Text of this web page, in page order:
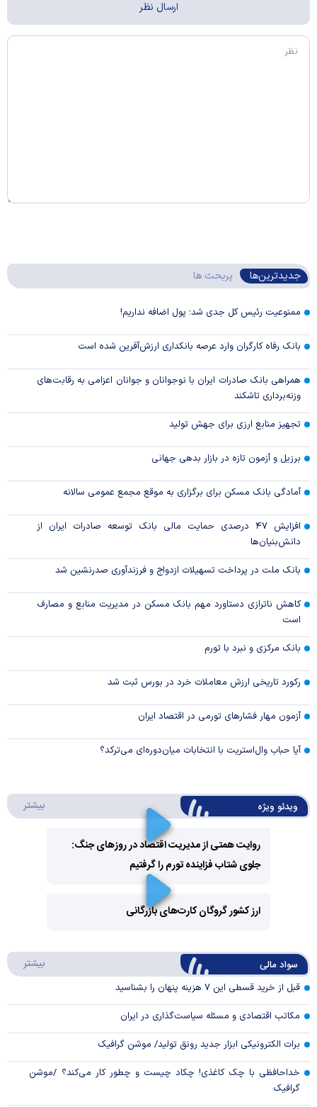
جدیدترین‌ها پربحث ها
ممنوعیت رئیس کل جدی شد؛ پول اضافه نداریم!
بانک رفاه کارگران وارد عرصه بانکداری ارزش‌آفرین شده است
همراهی بانک صادرات ایران با نوجوانان و جوانان اعزامی به رقابت‌های
وزنه‌برداری تاشکند
تجهیز منابع ارزی برای جهش تولید
برزیل و آزمون تازه در بازار بدهی جهانی
آمادگی بانک مسکن برای برگزاری به موقع مجمع عمومی سالانه
افزایش ۴۷ درصدی حمایت مالی بانک توسعه صادرات ایران از
دانش‌بنیان‌ها
بانک ملت در پرداخت تسهیلات ازدواج و فرزندآوری صدرنشین شد
کاهش ناترازی دستاورد مهم بانک مسکن در مدیریت منابع و مصارف
است
بانک مرکزی و نبرد با تورم
رکورد تاریخی ارزش معاملات خرد در بورس ثبت شد
آزمون مهار فشار‌های تورمی در اقتصاد ایران
آیا حباب وال‌استریت با انتخابات میان‌دوره‌ای می‌ترکد؟
ویدئو ویژه بیشتر
Play
Video
روایت همتی از مدیریت اقتصاد در روزهای جنگ:
جلوی شتاب فزاینده تورم را گرفتیم
Video
ارز کشور گروگان کارت‌های بازرگانی
سواد مالی بیشتر
قبل از خرید قسطی این ۷ هزینه پنهان را بشناسید
مکاتب اقتصادی و مسئله سیاست‌گذاری در ایران
برات الکترونیکی ابزار جدید رونق تولید/ موشن گرافیک
خداحافظی با چک کاغذی! چکاد چیست و چطور کار می‌کند؟ /موشن
گرافیک